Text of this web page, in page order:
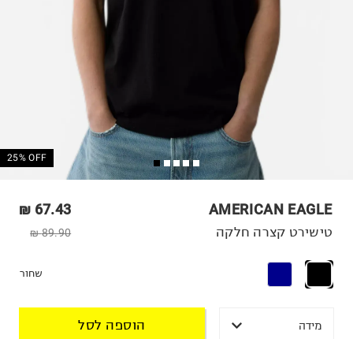
25% OFF
AMERICAN EAGLE
67.43 ₪
89.90 ₪ טישירט קצרה חלקה
שחור
מידה הוספה לסל